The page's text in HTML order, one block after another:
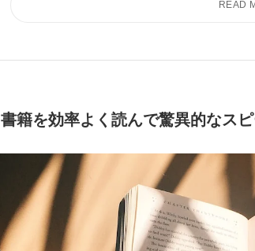
書籍を効率よく読んで驚異的なス